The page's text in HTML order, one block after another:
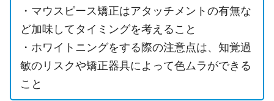
・マウスピース矯正はアタッチメントの有無な
ど加味してタイミングを考えること
・ホワイトニングをする際の注意点は、知覚過
敏のリスクや矯正器具によって色ムラができる
こと